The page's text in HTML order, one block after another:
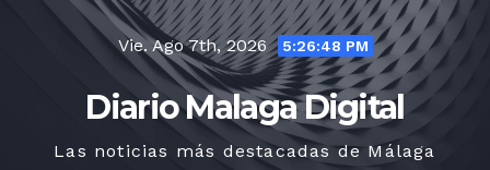
Vie. Ago 7th, 2026 5:26:49 PM
Diario Malaga Digital
Las noticias más destacadas de Málaga